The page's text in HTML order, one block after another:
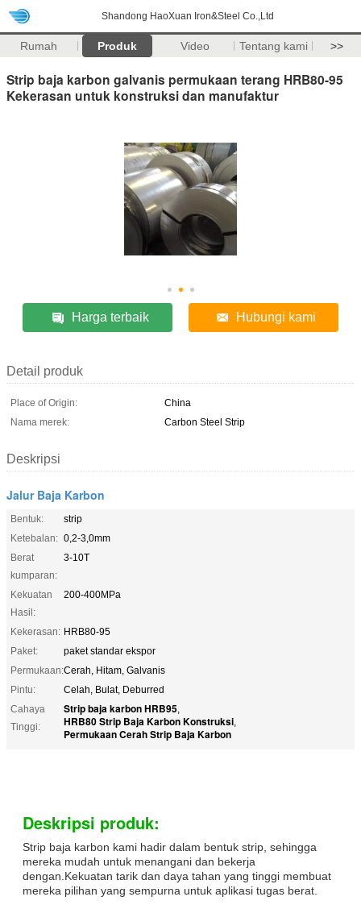
Shandong HaoXuan Iron&Steel Co.,Ltd
Rumah Produk Video Tentang kami >>
Strip baja karbon galvanis permukaan terang HRB80-95
Kekerasan untuk konstruksi dan manufaktur
Harga terbaik Hubungi kami
Detail produk
Place of Origin:
China
Nama merek:
Carbon Steel Strip
Deskripsi
Jalur Baja Karbon
Bentuk:
strip
Ketebalan: 0,2-3,0mm
Berat
kumparan:
3-10T
Kekuatan
Hasil:
200-400MPa
Kekerasan: HRB80-95
Paket:
paket standar ekspor
Permukaan:Cerah, Hitam, Galvanis
Pintu:
Celah, Bulat, Deburred
Cahaya
Tinggi:
Strip baja karbon HRB95,
HRB80 Strip Baja Karbon Konstruksi,
Permukaan Cerah Strip Baja Karbon
Deskripsi produk:
Strip baja karbon kami hadir dalam bentuk strip, sehingga
mereka mudah untuk menangani dan bekerja
dengan.Kekuatan tarik dan daya tahan yang tinggi membuat
mereka pilihan yang sempurna untuk aplikasi tugas berat.